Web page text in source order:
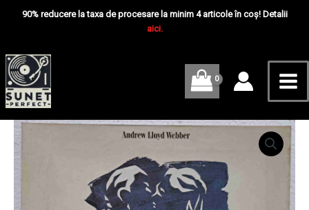
90% reducere la taxa de procesare la minim 4 articole în coș! Detalii
aici.
Cantitate
Aspects
UK